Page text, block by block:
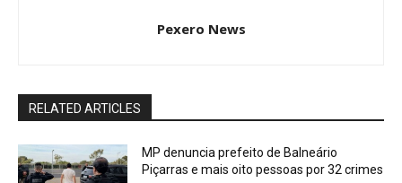
Pexero News
RELATED ARTICLES
MP denuncia prefeito de Balneário
Piçarras e mais oito pessoas por 32 crimes